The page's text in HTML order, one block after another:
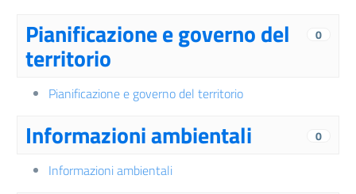
0
Pianificazione e governo del
territorio
Pianificazione e governo del territorio
0
Informazioni ambientali
Informazioni ambientali